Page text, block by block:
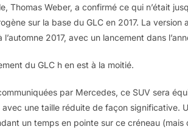
Thomas Weber, a confirmé ce qui n’était
sur la base du GLC en 2017. La
2017, avec un lancement dans
du GLC h en est à la moitié.
par Mercedes, ce SUV sera
une taille réduite de façon significative.
un temps en pointe sur ce créneau